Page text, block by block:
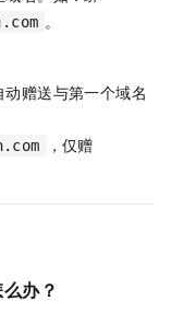
。
赠送与第一个域名
，仅赠
办？